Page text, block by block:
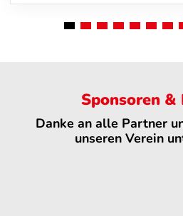
Sponsoren
Danke an alle Partner
unseren Verein